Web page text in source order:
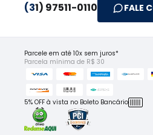
(31) 97511-0110 FALE
Parcele em até 10x sem juros*
Parcela mínima de R$ 30
5% OFF à vista no Boleto Bancário